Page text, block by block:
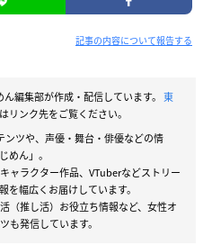
記事の内容について報告する
ん編集部が作成・配信しています。 東
リンク先をご覧ください。
ツや、声優・舞台・俳優などの情
めん」。
ャラクター作品、VTuberなどストリー
を幅広くお届けしています。
（推し活）お役立ち情報など、女性オ
も発信しています。